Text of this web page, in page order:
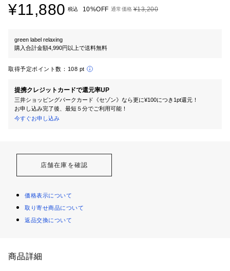
¥11,880 税込 10%OFF 通常価格 ¥13,200
green label relaxing
購入合計金額4,990円以上で送料無料
取得予定ポイント数： 108 pt
提携クレジットカードで還元率UP
三井ショッピングパークカード《セゾン》なら更に¥100につき1pt還元！
お申し込み完了後、最短５分でご利用可能！
今すぐお申し込み
店舗在庫を確認
価格表示について
取り寄せ商品について
返品交換について
商品詳細